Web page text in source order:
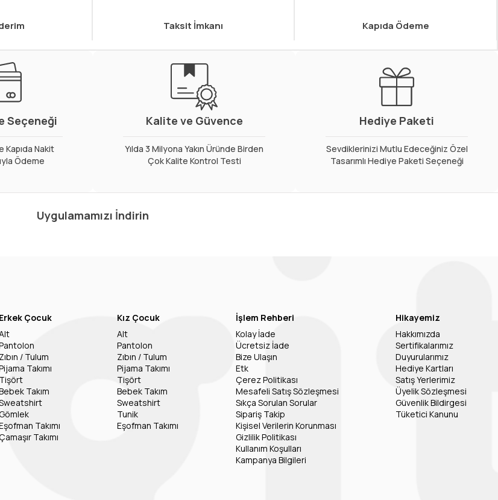
Taksit İmkanı Kapıda Ödeme
Seçeneği
Kapıda Nakit
Ödeme
Kalite ve Güvence
Yılda 3 Milyona Yakın Üründe Birden
Çok Kalite Kontrol Testi
Hediye Paketi
Sevdiklerinizi Mutlu Edeceğiniz Özel
Tasarımlı Hediye Paketi Seçeneği
Uygulamamızı İndirin
Erkek Çocuk
Zıbın / Tulum
Takımı
Tişört
Takım
Takımı
Takımı
Kız Çocuk
Alt
Pantolon
Zıbın / Tulum
Pijama Takımı
Tişört
Bebek Takım
Sweatshirt
Tunik
Eşofman Takımı
İşlem Rehberi
Kolay İade
Ücretsiz İade
Bize Ulaşın
Etk
Çerez Politikası
Mesafeli Satış Sözleşmesi
Sıkça Sorulan Sorular
Sipariş Takip
Kişisel Verilerin Korunması
Gizlilik Politikası
Kullanım Koşulları
Kampanya Bilgileri
Hikayemiz
Hakkımızda
Sertifikalarımız
Duyurularımız
Hediye Kartları
Satış Yerlerimiz
Üyelik Sözleşmesi
Güvenlik Bildirgesi
Tüketici Kanunu